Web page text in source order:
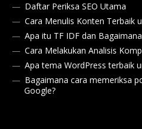
Daftar Periksa SEO Utama
Cara Menulis Konten Terbaik
Apa itu TF IDF dan
Cara Melakukan Analisis
Apa tema WordPress terbaik
Bagaimana cara memeriksa
Google?